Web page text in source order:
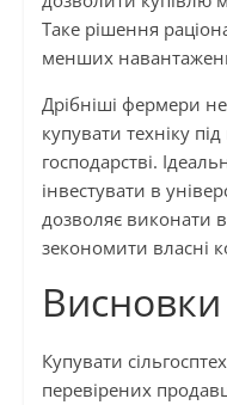
Таке рішення
менших
Дрібніші фермери
купувати техніку
господарстві.
інвестувати в
дозволяє виконати
зекономити власні
Висновки
Купувати
перевірених